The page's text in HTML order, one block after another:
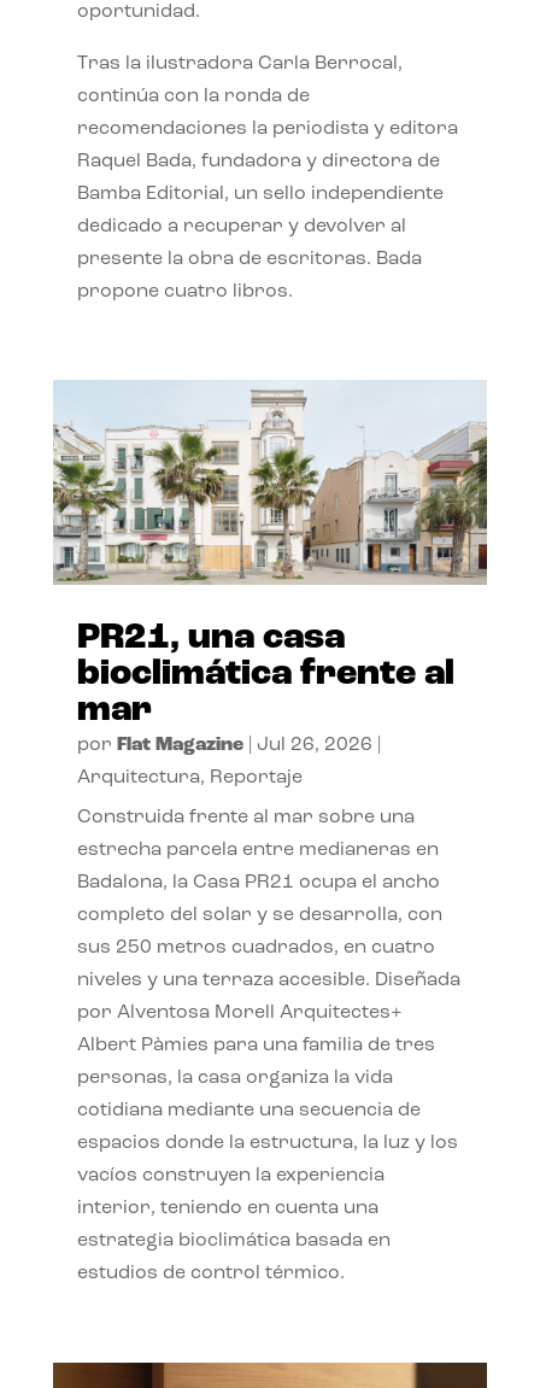
oportunidad.
Tras la ilustradora Carla Berrocal,
continúa con la ronda de
recomendaciones la periodista y editora
Raquel Bada, fundadora y directora de
Bamba Editorial, un sello independiente
dedicado a recuperar y devolver al
presente la obra de escritoras. Bada
propone cuatro libros.
PR21, una casa
bioclimática frente al
mar
por Flat Magazine| Jul 26, 2026
Arquitectura, Reportaje
Construida frente al mar sobre una
estrecha parcela entre medianeras en
Badalona, la Casa PR21 ocupa el ancho
completo del solar y se desarrolla, con
sus 250 metros cuadrados, en cuatro
niveles y una terraza accesible. Diseñada
por Alventosa Morell Arquitectes+
Albert Pàmies para una familia de tres
personas, la casa organiza la vida
cotidiana mediante una secuencia de
espacios donde la estructura, la luz y los
vacíos construyen la experiencia
interior, teniendo en cuenta una
estrategia bioclimática basada en
estudios de control térmico.